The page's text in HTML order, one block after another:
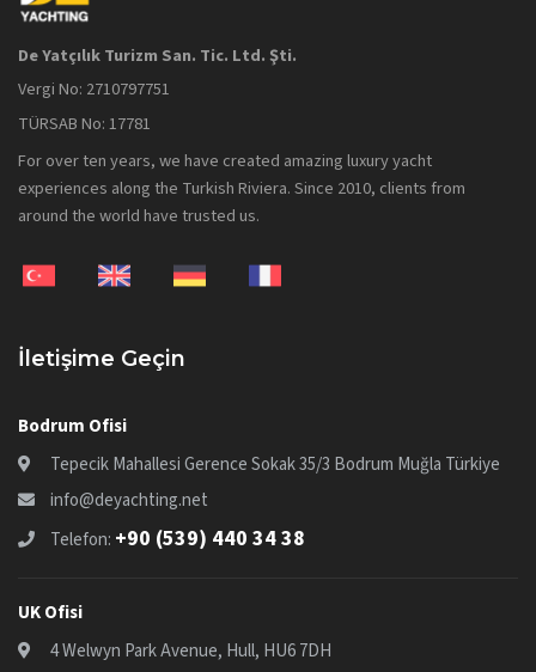
De Yatçılık Turizm San. Tic. Ltd. Şti.
Vergi No: 2710797751
TÜRSAB No: 17781
For over ten years, we have created amazing luxury yacht
experiences along the Turkish Riviera. Since 2010, clients from
around the world have trusted us.
İletişime Geçin
Bodrum Ofisi
Tepecik Mahallesi Gerence Sokak 35/3 Bodrum Muğla Türkiye
info@deyachting.net
Telefon: +90 (539) 440 34 38
UK Ofisi
4 Welwyn Park Avenue, Hull, HU6 7DH